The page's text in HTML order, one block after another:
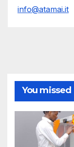
info@atamai.it
You missed